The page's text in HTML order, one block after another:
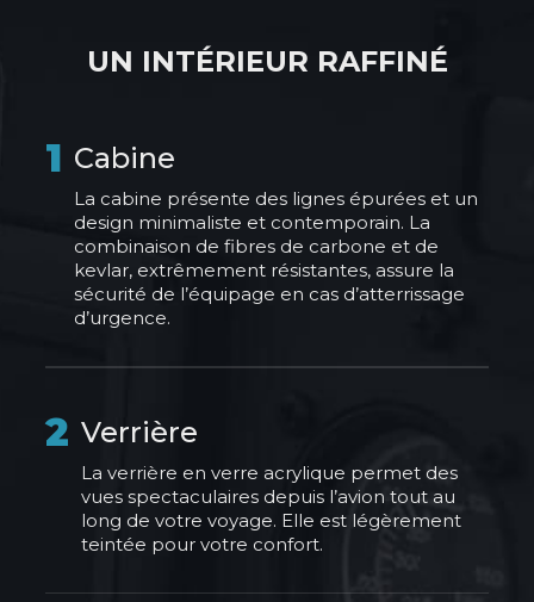
UN INTÉRIEUR RAFFINÉ
1 Cabine
La cabine présente des lignes épurées et un
design minimaliste et contemporain. La
combinaison de fibres de carbone et de
kevlar, extrêmement résistantes, assure la
sécurité de l’équipage en cas d’atterrissage
d’urgence.
2 Verrière
La verrière en verre acrylique permet des
vues spectaculaires depuis l’avion tout au
long de votre voyage. Elle est légèrement
teintée pour votre confort.